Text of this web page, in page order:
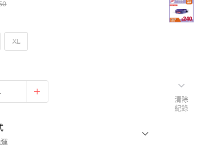
XL
清除
紀錄